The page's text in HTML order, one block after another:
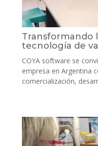
Transformando
tecnología de
COYA software se
empresa en Argentina
comercialización,